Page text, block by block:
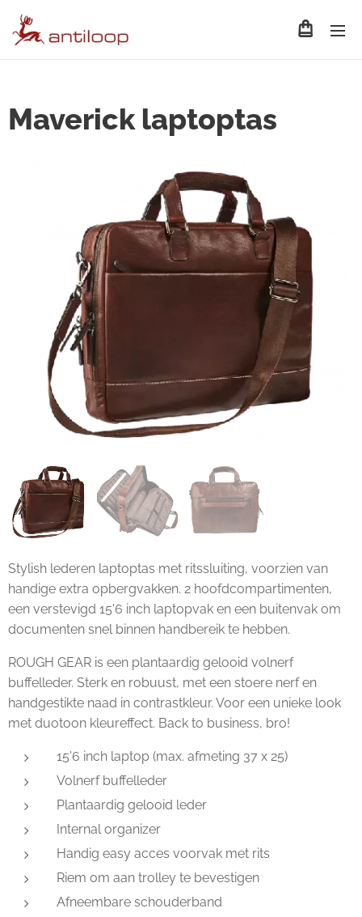
Maverick laptoptas
Stylish lederen laptoptas met ritssluiting, voorzien van
handige extra opbergvakken. 2 hoofdcompartimenten,
een verstevigd 15'6 inch laptopvak en een buitenvak om
documenten snel binnen handbereik te hebben.
ROUGH GEAR is een plantaardig gelooid volnerf
buffelleder. Sterk en robuust, met een stoere nerf en
handgestikte naad in contrastkleur. Voor een unieke look
met duotoon kleureffect. Back to business, bro!
15'6 inch laptop (max. afmeting 37 x 25)
Volnerf buffelleder
Plantaardig gelooid leder
Internal organizer
Handig easy acces voorvak met rits
Riem om aan trolley te bevestigen
Afneembare schouderband